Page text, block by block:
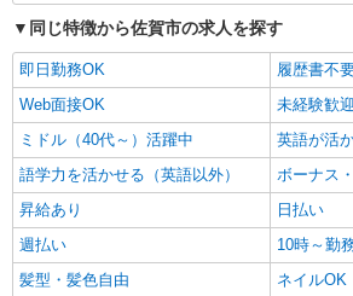
同じ特徴から佐賀市の求人を探す
即日勤務OK
履歴書不
Web面接OK
未経験歓迎
ミドル（40代～）活躍中
英語が活
語学力を活かせる（英語以外）
ボーナス
昇給あり
日払い
週払い
10時～勤
髪型・髪色自由
ネイルOK